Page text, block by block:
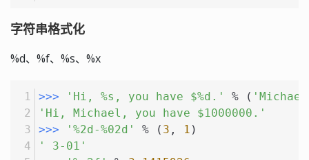
字符串格式化
%d、%f、%s、%x
>>> 'Hi, %s, you have $%d.' % (
'Hi, Michael, you have $1000000.'
>>>
'%2d-%02d' % ( 3 , 1 )
' 3-01'